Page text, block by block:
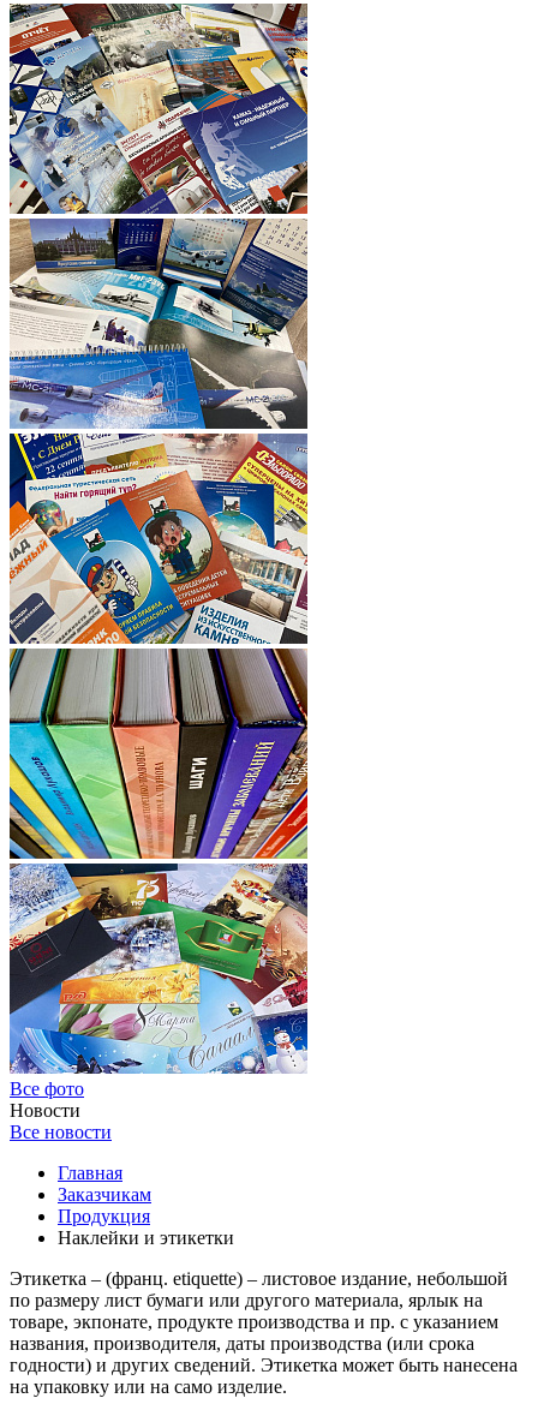
Все фото
Новости
Все новости
Главная
Заказчикам
Продукция
Наклейки и этикетки
Этикетка – (франц. etiquette) – листовое издание, небольшой
по размеру лист бумаги или другого материала, ярлык на
товаре, экпонате, продукте производства и пр. с указанием
названия, производителя, даты производства (или срока
годности) и других сведений. Этикетка может быть нанесена
на упаковку или на само изделие.